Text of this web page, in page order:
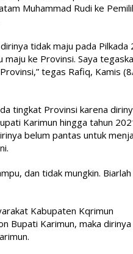
Muhammad Rudi ke
tidak maju pada Pilkada
maju ke Provinsi. Saya
tegas Rafiq, Kamis
tingkat Provinsi karena
Karimun hingga tahun
belum pantas untuk
dan tidak mungkin.
Kabupaten Kqrimun
Bupati Karimun, maka dirinya